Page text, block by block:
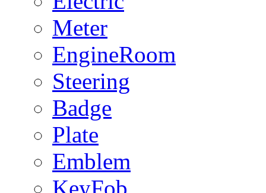
Meter
EngineRoom
Steering
Badge
Plate
Emblem
KeyFob